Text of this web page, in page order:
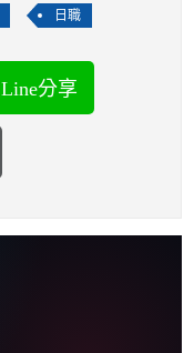
日職
Line分享